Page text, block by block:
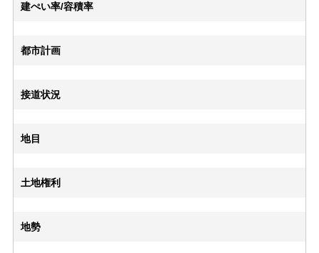
建ぺい率/容積率
都市計画
接道状況
地目
土地権利
地勢